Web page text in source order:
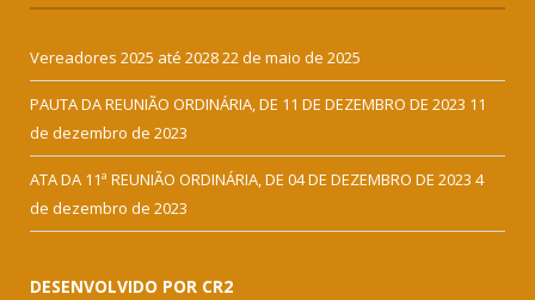
Vereadores 2025 até 202822 de maio de 2025
PAUTA DA REUNIÃO ORDINÁRIA, DE 11 DE DEZEMBRO DE 2023 11
de dezembro de 2023
ATA DA 11ª REUNIÃO ORDINÁRIA, DE 04 DE DEZEMBRO DE 2023 4
de dezembro de 2023
DESENVOLVIDO POR CR2